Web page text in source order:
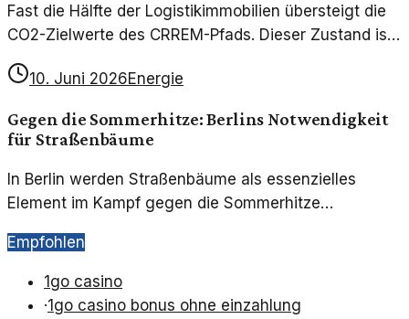
Fast die Hälfte der Logistikimmobilien übersteigt die
CO2-Zielwerte des CRREM-Pfads. Dieser Zustand ist
Maßnahmen. Erfahren Sie mehr über die aktuelle
10. Juni 2026Energie
Gegen die Sommerhitze: Berlins Notwendigkeit
für Straßenbäume
In Berlin werden Straßenbäume als essenzielles
Element im Kampf gegen die Sommerhitze
Klimaanpassung ist entscheidend.
Empfohlen
1go casino
·1go casino bonus ohne einzahlung